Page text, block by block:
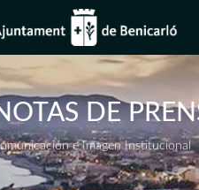
DE
e Imagen Institucional